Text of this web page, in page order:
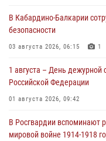
В Кабардино‑Балкарии
безопасности
03 августа 2026, 06:15 1
1 августа – День
Российской Федерации
01 августа 2026, 09:42
В Росгвардии вспоминают
мировой войне 1914-1918